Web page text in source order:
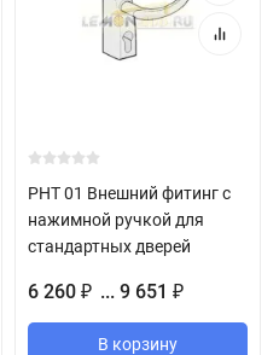
PHT 01 Внешний фитинг с
нажимной ручкой для
стандартных дверей
6 260 ₽ ... 9 651 ₽
В корзину